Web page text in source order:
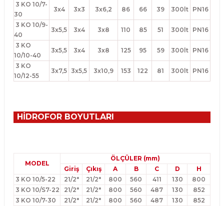
3 KO 10/7-
30
3x4 3x3 3x6,2 86 66 39 300lt PN16
3 KO 10/9-
40
3x5,5 3x4 3x8 110 85 51 300lt PN16
3 KO
10/10-40
3x5,5 3x4 3x8 125 95 59 300lt PN16
3 KO
10/12-55
3x7,5 3x5,5 3x10,9 153 122 81 300lt PN16
HİDROFOR BOYUTLARI
MODEL
ÖLÇÜLER (mm)
Giriş
Çıkış A B C D
H
3 KO 10/5-22
21/2" 21/2" 800 560 411 130
800
3 KO 10/S7-22
21/2" 21/2" 800 560 487 130
852
3 KO 10/7-30
21/2" 21/2" 800 560 487 130 852